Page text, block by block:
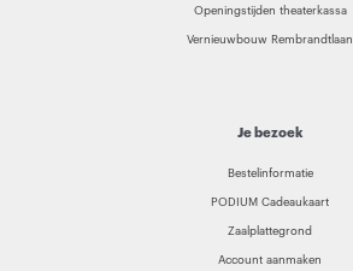
Openingstijden theaterkassa
Vernieuwbouw Rembrandtlaan
Je bezoek
Bestelinformatie
PODIUM Cadeaukaart
Zaalplattegrond
Account aanmaken